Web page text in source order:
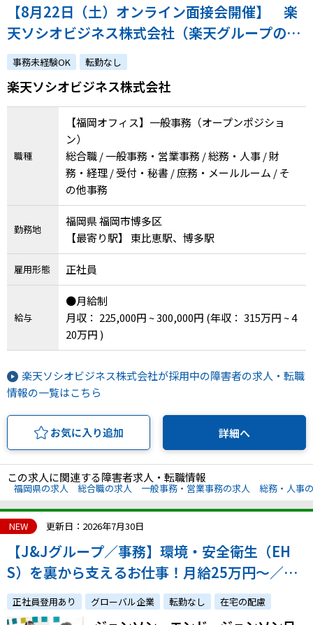
【8月22日（土）オンライン面接会開催】 楽
天ソシオビジネス株式会社（楽天グループの特
例子会社◎障害の有無にかかわらずチャレンジ
できます）
事務未経験OK 転勤なし
楽天ソシオビジネス株式会社
職種
【福岡オフィス】一般事務（オープンポジショ
ン）
総合職 / 一般事務・営業事務 / 総務・人事 / 財
務・経理 / 受付・秘書 / 庶務・メールルーム / そ
の他事務
勤務地
福岡県 福岡市博多区
【最寄り駅】 東比恵駅、博多駅
雇用形態 正社員
給与
●月給制
月収： 225,000円 ~ 300,000円 (年収： 315万円 ~ 4
20万円 )
楽天ソシオビジネス株式会社が採用中の障害者の求人・転職
情報の一覧はこちら
お気に入り追加 詳細へ
この求人に関連する障害者求人・転職情報
福岡県の求人 総合職の求人 一般事務・営業事務の求人 総務・人事
NEW 更新日：2026年7月30日
【J&Jグループ／事務】環境・安全衛生（EH
S）を裏から支えるお仕事！月給25万円〜／正
社員登用あり
正社員登用あり グローバル企業 転勤なし 在宅の配慮